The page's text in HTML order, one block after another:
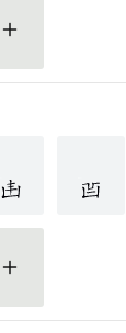
更多
更多